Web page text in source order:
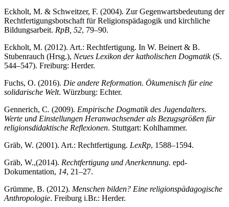
Eckholt, M. & Schweitzer, F. (2004). Zur Gegenwartsbedeutung der
Rechtfertigungsbotschaft für Religionspädagogik und kirchliche
Bildungsarbeit. RpB, 52, 79–90.
Eckholt, M. (2012). Art.: Rechtfertigung. In W. Beinert & B.
Stubenrauch (Hrsg.), Neues Lexikon der katholischen Dogmatik(S.
544–547). Freiburg: Herder.
Fuchs, O. (2016). Die andere Reformation. Ökumenisch für eine
solidarische Welt. Würzburg: Echter.
Gennerich, C. (2009). Empirische Dogmatik des Jugendalters.
Werte und Einstellungen Heranwachsender als Bezugsgrößen für
religionsdidaktische Reflexionen. Stuttgart: Kohlhammer.
Gräb, W. (2001). Art.: Rechtfertigung. LexRp, 1588–1594.
Gräb, W.,(2014). Rechtfertigung und Anerkennung. epd-
Dokumentation, 14, 21–27.
Grümme, B. (2012). Menschen bilden? Eine religionspädagogische
Anthropologie. Freiburg i.Br.: Herder.